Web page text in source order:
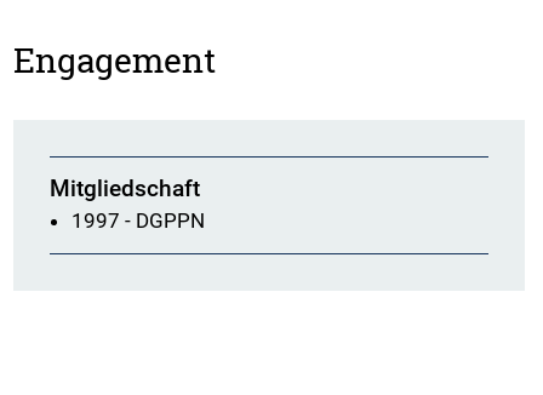
Engagement
Mitgliedschaft
1997 - DGPPN